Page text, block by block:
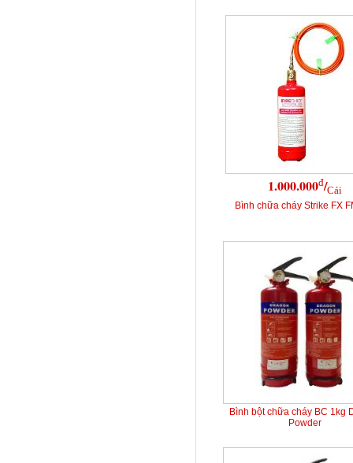
1.000.000đ/Cái
Bình chữa cháy Strike FX
Bình bột chữa cháy BC 1kg
Powder